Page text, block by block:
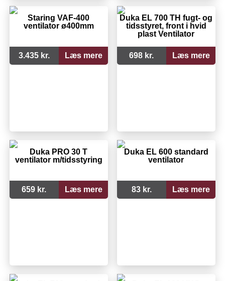
Staring VAF-400
ventilator ø400mm
3.435 kr. Læs mere
Duka EL 700 TH fugt- og
tidsstyret, front i hvid
plast Ventilator
698 kr. Læs mere
Duka PRO 30 T
ventilator m/tidsstyring
659 kr. Læs mere
Duka EL 600 standard
ventilator
83 kr. Læs mere